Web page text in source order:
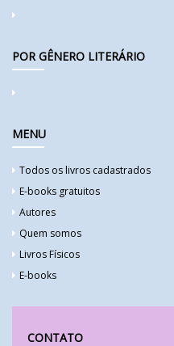
POR GÊNERO LITERÁRIO
MENU
Todos os livros cadastrados
E-books gratuitos
Autores
Quem somos
Livros Físicos
E-books
CONTATO